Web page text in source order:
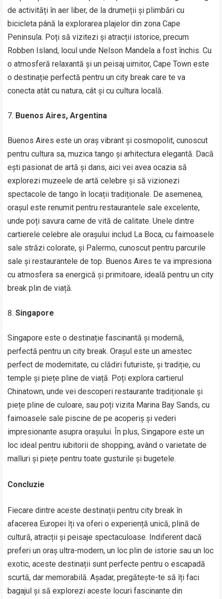
de activități în aer liber, de la drumeții și plimbări cu
bicicleta până la explorarea plajelor din zona Cape
Peninsula. Poți să vizitezi și atracții istorice, precum
Robben Island, locul unde Nelson Mandela a fost închis. Cu
o atmosferă relaxantă și un peisaj uimitor, Cape Town este
o destinație perfectă pentru un city break care te va
conecta atât cu natura, cât și cu cultura locală.
Buenos Aires, Argentina
Buenos Aires este un oraș vibrant și cosmopolit, cunoscut
pentru cultura sa, muzica tango și arhitectura elegantă. Dacă
ești pasionat de artă și dans, aici vei avea ocazia să
explorezi muzeele de artă celebre și să vizionezi
spectacole de tango în locații tradiționale. De asemenea,
orașul este renumit pentru restaurantele sale excelente,
unde poți savura carne de vită de calitate. Unele dintre
cartierele celebre ale orașului includ La Boca, cu faimoasele
sale străzi colorate, și Palermo, cunoscut pentru parcurile
sale și restaurantele de top. Buenos Aires te va impresiona
cu atmosfera sa energică și primitoare, ideală pentru un city
break plin de viață.
Singapore
Singapore este o destinație fascinantă și modernă,
perfectă pentru un city break. Orașul este un amestec
perfect de modernitate, cu clădiri futuriste, și tradiție, cu
temple și piețe pline de viață. Poți explora cartierul
Chinatown, unde vei descoperi restaurante tradiționale și
piețe pline de culoare, sau poți vizita Marina Bay Sands, cu
faimoasele sale piscine de pe acoperiș și vederi
impresionante asupra orașului. În plus, Singapore este un
loc ideal pentru iubitorii de shopping, având o varietate de
malluri și piețe pentru toate gusturile și bugetele.
Concluzie
Fiecare dintre aceste destinații pentru city break în
afacerea Europei îți va oferi o experiență unică, plină de
cultură, atracții și peisaje spectaculoase. Indiferent dacă
preferi un oraș ultra-modern, un loc plin de istorie sau un loc
exotic, aceste destinații sunt perfecte pentru o escapadă
scurtă, dar memorabilă. Așadar, pregătește-te să îți faci
bagajul și să explorezi aceste locuri fascinante din